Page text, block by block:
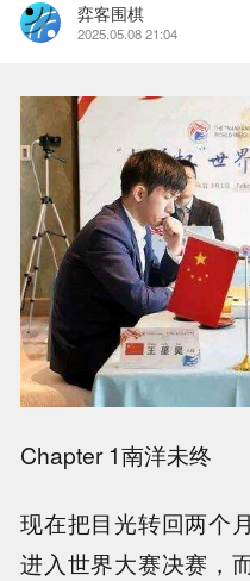
弈客围棋
2025.05.08 21:04
Chapter 1南洋未终
现在把目光转回两个
进入世界大赛决赛，